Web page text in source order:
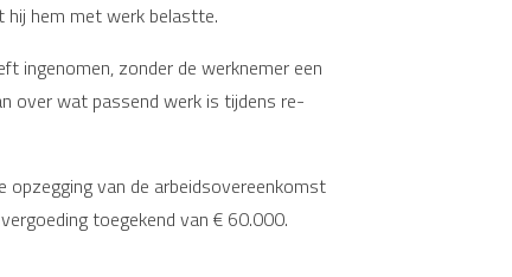
hij hem met werk belastte.
ingenomen, zonder de werknemer een
over wat passend werk is tijdens re-
opzegging van de arbeidsovereenkomst
toegekend van € 60.000.